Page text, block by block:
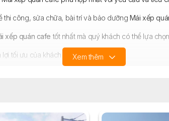
thi công, sửa chữa, bài trí và bảo dưỡng Mái xếp
xếp quán cafe tốt nhất mà quý khách có thể lựa
tối ưu của khách hàng.
giá lắp đặt Mái xếp quán cafe nhanh và chính xác nhất!
Xem thêm